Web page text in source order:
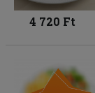
4 720 Ft